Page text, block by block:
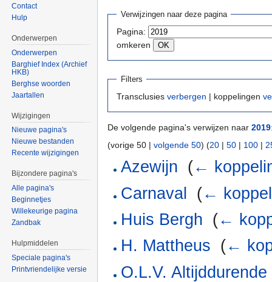
Verwijzingen naar deze pagina
Pagina:
omkeren
Filters
Transclusies verbergen | koppelingen
De volgende pagina's verwijzen naar 2019
(vorige 50 | volgende 50) (20 | 50 | 100 |
Azewijn (←
Carnaval
(←
Huis Bergh (←
H. Mattheus (←
O.L.V.
Contact
Hulp
Onderwerpen
Onderwerpen
Barghief Index (Archief
HKB)
Berghse woorden
Jaartallen
Wijzigingen
Nieuwe pagina's
Nieuwe bestanden
Recente wijzigingen
Bijzondere pagina's
Alle pagina's
Beginnetjes
Willekeurige pagina
Zandbak
Hulpmiddelen
Speciale pagina's
Printvriendelijke versie